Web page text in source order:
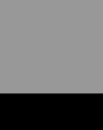
несакани или